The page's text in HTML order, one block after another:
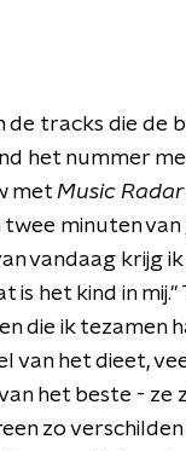
de tracks die
het nummer
met Music Radar
minuten
vandaag krijg ik
is het kind in
die ik tezamen
van het dieet,
het beste - ze
zo